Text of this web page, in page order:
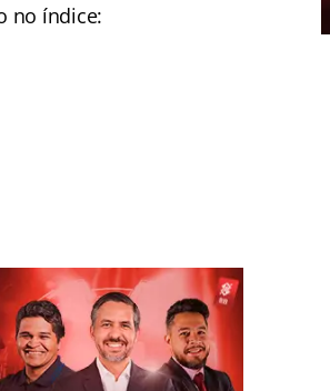
no índice: